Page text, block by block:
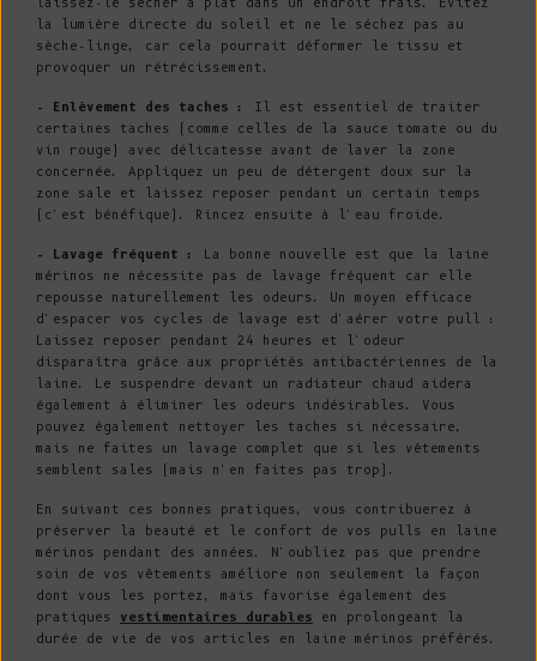
la lumière directe du soleil et ne le séchez pas au
sèche-linge, car cela pourrait déformer le tissu et
provoquer un rétrécissement.
- Enlèvement des taches :
Il est essentiel de traiter
certaines taches (comme celles de la sauce tomate ou du
vin rouge) avec délicatesse avant de laver la zone
concernée. Appliquez un peu de détergent doux sur la
zone sale et laissez reposer pendant un certain temps
(c'est bénéfique). Rincez ensuite à l'eau froide.
- Lavage fréquent :
La bonne nouvelle est que la laine
mérinos ne nécessite pas de lavage fréquent car elle
repousse naturellement les odeurs. Un moyen efficace
d'espacer vos cycles de lavage est d'aérer votre pull :
Laissez reposer pendant 24 heures et l'odeur
disparaîtra grâce aux propriétés antibactériennes de la
laine. Le suspendre devant un radiateur chaud aidera
également à éliminer les odeurs indésirables. Vous
pouvez également nettoyer les taches si nécessaire,
mais ne faites un lavage complet que si les vêtements
semblent sales (mais n'en faites pas trop).
En suivant ces bonnes pratiques, vous contribuerez à
préserver la beauté et le confort de vos pulls en laine
mérinos pendant des années. N'oubliez pas que prendre
soin de vos vêtements améliore non seulement la façon
dont vous les portez, mais favorise également des
pratiques vestimentaires durables en prolongeant la
durée de vie de vos articles en laine mérinos préférés.